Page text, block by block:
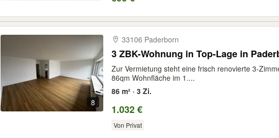
8
33106 Paderborn
3 ZBK-Wohnung in Top-Lage in
Zur Vermietung steht eine frisch renovierte 3-
86qm Wohnfläche im 1....
86 m² · 3 Zi.
1.032 €
Von Privat